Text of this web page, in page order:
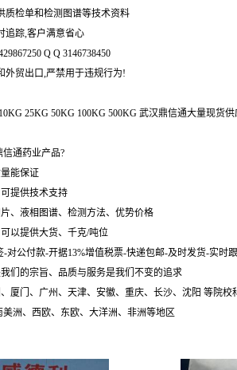
质检单和检测图谱等技术资料
追踪,客户满意省心
Q Q 3146738450
外贸出口,严禁用于违规行为!
25KG 50KG 100KG 500KG 武汉鼎信通大量现货
通药业产品?
能保证
提供技术支持
、液相图谱、检测方法、优势价格
以提供大货、千克/吨位
-对公付款-开据13%增值税票-快递包邮-及时发货-实时
们的宗旨、品质与服务是我们不变的追求
厦门、广州、天津、安徽、重庆、长沙、沈阳 等院校
美洲、西欧、东欧、大洋洲、非洲等地区